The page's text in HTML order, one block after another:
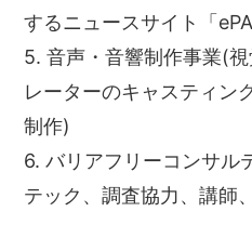
するニュースサイト「
5. 音声・音響制作事業(
レーターのキャスティン
制作)
6. バリアフリーコンサル
テック、調査協力、講師